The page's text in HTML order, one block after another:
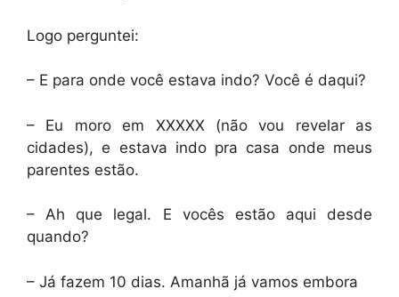
Logo perguntei:
– E para onde você estava indo? Você é daqui?
– Eu moro em XXXXX (não vou revelar as
cidades), e estava indo pra casa onde meus
parentes estão.
– Ah que legal. E vocês estão aqui desde
quando?
– Já fazem 10 dias. Amanhã já vamos embora